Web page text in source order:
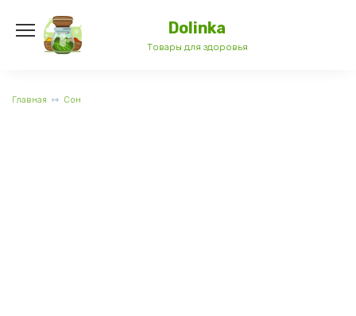
содержанию
Dolinka
Товары для здоровья
Главная Сон